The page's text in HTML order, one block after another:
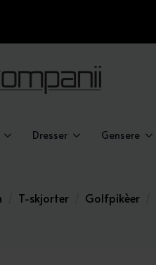
Dresser Gensere
T-skjorter Golfpikèer